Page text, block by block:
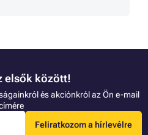
elsők között!
és akciónkról az Ön e-mail
Feliratkozom a hírlevélre